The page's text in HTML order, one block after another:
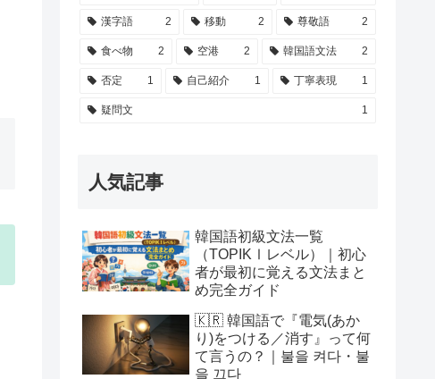
漢字語 2 移動 2 尊敬語 2
食べ物 2 空港 2 韓国語文法 2
否定 1 自己紹介 1 丁寧表現 1
疑問文 1
人気記事
韓国語初級文法一覧
（TOPIKⅠレベル）｜初心
者が最初に覚える文法まと
め完全ガイド
🇰🇷 韓国語で『電気(あか
り)をつける／消す』って何
て言うの？｜불을 켜다・불
을 끄다